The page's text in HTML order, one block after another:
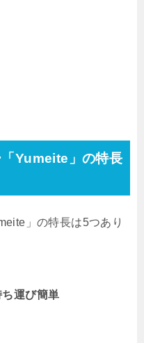
Yumeite」の特長
」の特長は5つあり
運び簡単